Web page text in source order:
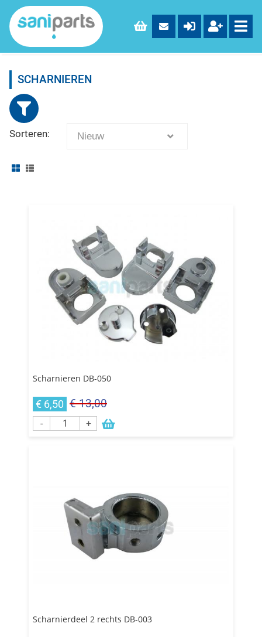
SCHARNIEREN
Sorteren: Nieuw
Scharnieren DB-050
€ 6,50 € 13,00
- +
Scharnierdeel 2 rechts DB-003